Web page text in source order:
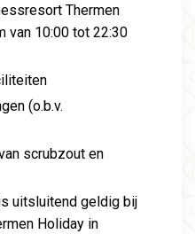
Thermen
van 10:00 tot 22:30
(o.b.v.
scrubzout en
uitsluitend geldig bij
Holiday in